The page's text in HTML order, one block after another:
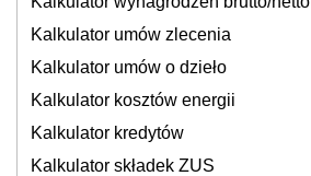
Kalkulator umów zlecenia
Kalkulator umów o dzieło
Kalkulator kosztów energii
Kalkulator kredytów
Kalkulator składek ZUS